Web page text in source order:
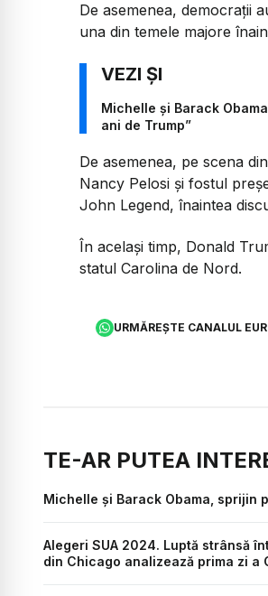
De asemenea, democraţii
una din temele majore
Michelle și Barack
ani de Trump”
De asemenea, pe scena
Nancy Pelosi și fostul
John Legend, înaintea
În același timp, Donald
statul Carolina de Nord.
URMĂREȘTE CANALUL
TE-AR PUTEA
Michelle și Barack Obama, sprijin
Alegeri SUA 2024. Luptă strânsă
din Chicago analizează prima zi a